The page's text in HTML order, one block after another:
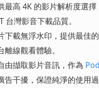
最高 4K 的影片解析度選擇
台灣影音下載品質。
下載無浮水印，提供最佳
離線觀看體驗。
由擷取影片音訊，作為
告干擾，保證純淨的使用過